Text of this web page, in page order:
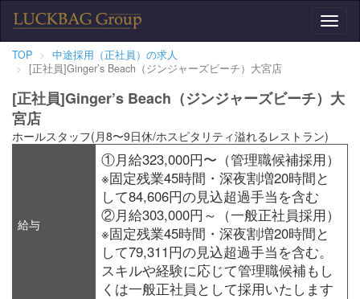
TOP
中途採用（正社員）の求人
[正社員]Ginger’s Beach（ジンジャーズビーチ）大宮店
[正社員]Ginger’s Beach（ジンジャーズビーチ）大
宮店
ホールスタッフ(月8〜9日休/ホスピタリティ溢れるレストラン)
給与
①月給323,000円〜（管理職候補採用）
※固定残業45時間・深夜割増20時間と
して84,606円の見込超過手当を含む
②月給303,000円～（一般正社員採用）
※固定残業45時間・深夜割増20時間と
して79,311円の見込超過手当を含む。
スキルや経験に応じて管理職候補もし
くは一般正社員として採用いたします